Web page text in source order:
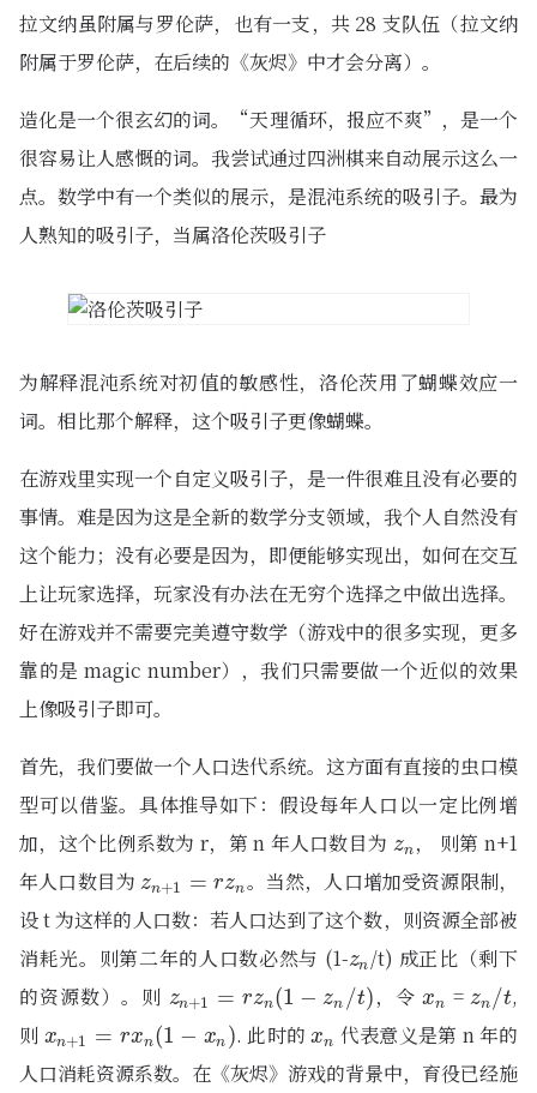
拉文纳虽附属与罗伦萨，也有一支，共 28 支队伍（拉文纳
附属于罗伦萨，在后续的《灰烬》中才会分离）。
造化是一个很玄幻的词。“天理循环，报应不爽”，是一个
很容易让人感慨的词。我尝试通过四洲棋来自动展示这么一
点。数学中有一个类似的展示，是混沌系统的吸引子。最为
人熟知的吸引子，当属洛伦茨吸引子
为解释混沌系统对初值的敏感性，洛伦茨用了蝴蝶效应一
词。相比那个解释，这个吸引子更像蝴蝶。
在游戏里实现一个自定义吸引子，是一件很难且没有必要的
事情。难是因为这是全新的数学分支领域，我个人自然没有
这个能力；没有必要是因为，即便能够实现出，如何在交互
上让玩家选择，玩家没有办法在无穷个选择之中做出选择。
好在游戏并不需要完美遵守数学（游戏中的很多实现，更多
靠的是 magic number），我们只需要做一个近似的效果
上像吸引子即可。
首先，我们要做一个人口迭代系统。这方面有直接的虫口模
型可以借鉴。具体推导如下：假设每年人口以一定比例增
加，这个比例系数为 r，第 n 年人口数目为 zn
zn， 则第 n+1
年人口数目为zn+1 = rzn
zn+1 =rzn
。当然，人口增加受资源限制，
设 t 为这样的人口数：若人口达到了这个数，则资源全部被
消耗光。则第二年的人口数必然与 (1-zn
zn/t) 成正比（剩下
的资源数）。则 zn+1 = rzn(1 − zn /t)
zn+1 =rzn(1−z n/t ) ，令xn
xn = zn /t
zn/t ,
则 xn+1 = rxn(1 − xn )
xn+1 =rx n(1−xn ) . 此时的xn
xn 代表意义是第 n 年的
人口消耗资源系数。在《灰烬》游戏的背景中，育役已经施